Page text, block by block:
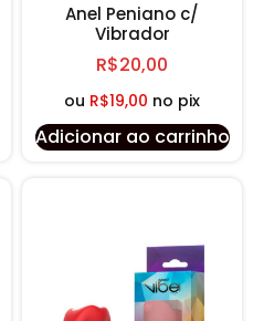
Anel Peniano c/
Vibrador
R$20,00
ou R$19,00 no pix
Adicionar ao carrinho